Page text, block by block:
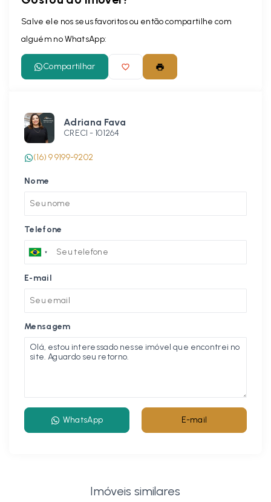
Salve ele nos seus favoritos ou então compartilhe com
alguém no WhatsApp:
Compartilhar
Adriana Fava
CRECI - 101264
(16) 9 9199-9202
Nome
Telefone
E-mail
Mensagem
WhatsApp E-mail
Imóveis similares